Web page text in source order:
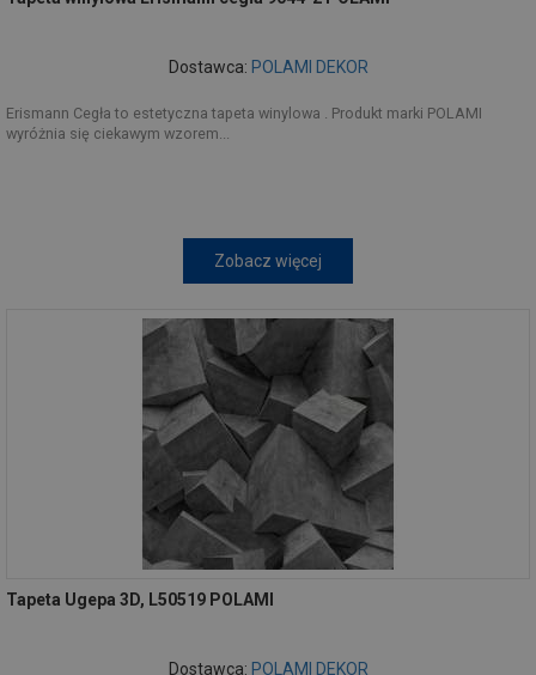
Dostawca: POLAMI DEKOR
Erismann Cegła to estetyczna tapeta winylowa . Produkt marki POLAMI
wyróżnia się ciekawym wzorem...
Zobacz więcej
Tapeta Ugepa 3D, L50519 POLAMI
Dostawca: POLAMI DEKOR